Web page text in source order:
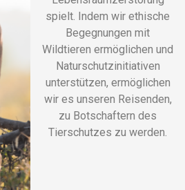
spielt. Indem wir ethische
Begegnungen mit
Wildtieren ermöglichen und
Naturschutzinitiativen
unterstützen, ermöglichen
wir es unseren Reisenden,
zu Botschaftern des
Tierschutzes zu werden.